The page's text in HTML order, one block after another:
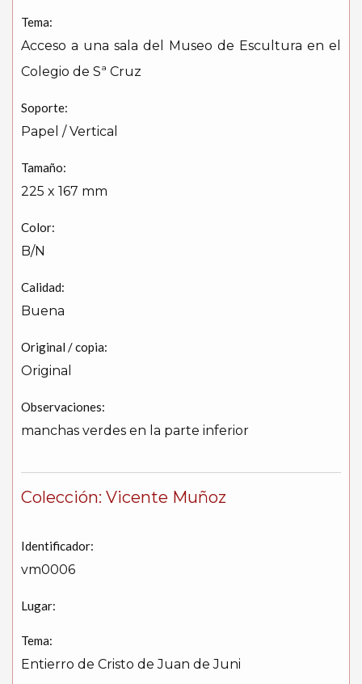
Tema:
Acceso a una sala del Museo de Escultura en el
Colegio de Sª Cruz
Soporte:
Papel / Vertical
Tamaño:
225 x 167 mm
Color:
B/N
Calidad:
Buena
Original / copia:
Original
Observaciones:
manchas verdes en la parte inferior
Colección: Vicente Muñoz
Identificador:
vm0006
Lugar:
Tema:
Entierro de Cristo de Juan de Juni